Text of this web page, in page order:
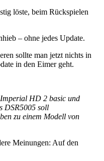
löste, beim Rückspielen
– ohne jedes Update.
sollte man jetzt nichts in
in den Eimer geht.
HD 2 basic und
DSR5005 soll
zu einem Modell von
Meinungen: Auf den